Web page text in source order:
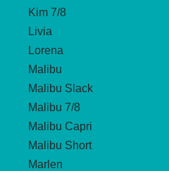
Kim 7/8
Livia
Lorena
Malibu
Malibu Slack
Malibu 7/8
Malibu Capri
Malibu Short
Marlen